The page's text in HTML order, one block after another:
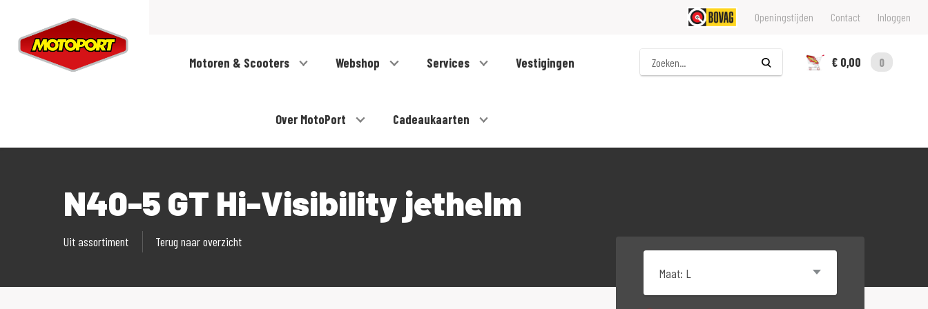
Openingstijden Contact Inloggen
Motoren & Scooters Webshop Services Vestigingen
Over MotoPort Cadeaukaarten
Zoeken
€ 0,00
0
N40-5 GT Hi-Visibility jethelm
Uit assortiment
Terug naar overzicht